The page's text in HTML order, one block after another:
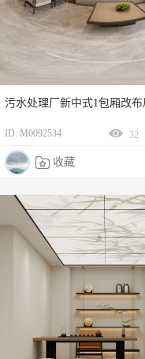
ID: M0092534 32
 收藏